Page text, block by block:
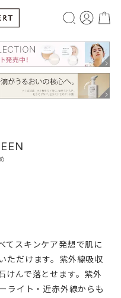
てスキンケア発想で肌に
ただけます。紫外線吸収
けんで落とせます。紫外
ライト・近赤外線からも